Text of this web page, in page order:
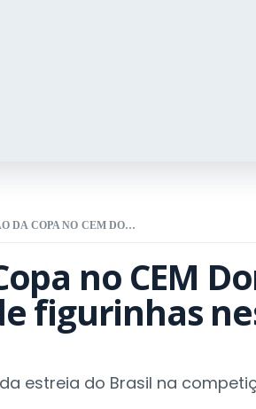
EXPOSIÇÃO DA COPA NO CEM DONA LILI RECEBE TROCA DE FIGURINHAS NESTA SEXTA
no CEM
figurinhas
estreia do Brasil na